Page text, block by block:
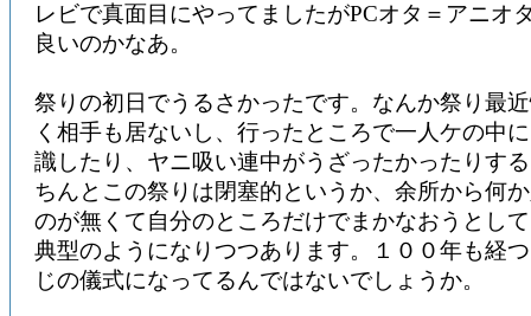
レビで真面目にやってましたがPCオタ＝アニオ
良いのかなあ。
祭りの初日でうるさかったです。なんか祭り最
く相手も居ないし、行ったところで一人ケの中
識したり、ヤニ吸い連中がうざったかったりす
ちんとこの祭りは閉塞的というか、余所から何
のが無くて自分のところだけでまかなおうとし
典型のようになりつつあります。１００年も経
じの儀式になってるんではないでしょうか。